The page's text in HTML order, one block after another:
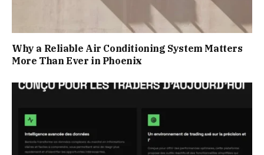
Why a Reliable Air Conditioning System Matters
More Than Ever in Phoenix